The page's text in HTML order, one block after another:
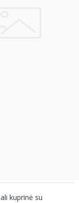
kuprinė su